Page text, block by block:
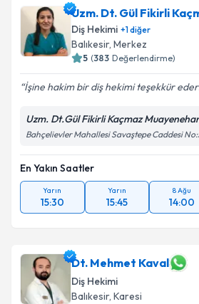
E-posta Adresiniz
Kişisel verilerimin
kapsamda işlenmesini kabul
Uzm. Dt. Gül Fikirli
Diş Hekimi +1diğer
Balıkesir, Merkez
5 (383 Değerlendirme)
İşine hakim bir diş hekimi teşekkür
Uzm. Dt.Gül Fikirli Kaçmaz
Bahçelievler Mahallesi Savaştepe Caddesi
En Yakın Saatler
Yarın
15:30
Yarın
15:45
8 Ağu
14:00
Dt. Mehmet Kaval
Diş Hekimi
Balıkesir, Karesi